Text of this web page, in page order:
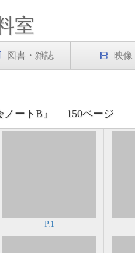
室
図書・雑誌 映像
ノートB』 150ページ
P.1